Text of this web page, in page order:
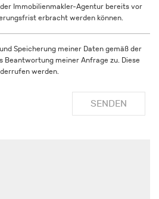
Immobilienmakler-Agentur bereits vor
erbracht werden können.
Speicherung meiner Daten gemäß der
Beantwortung meiner Anfrage zu. Diese
werden.
SENDEN